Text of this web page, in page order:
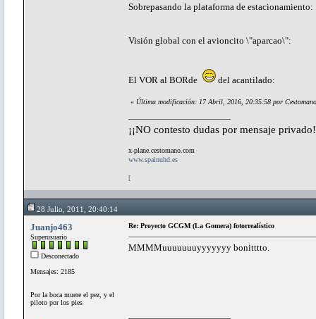
Sobrepasando la plataforma de estacionamiento:
Visión global con el avioncito \"aparcao\":
El VOR al BORde del acantilado:
« Última modificación: 17 Abril, 2016, 20:35:58 por Cestomano
¡¡NO contesto dudas por mensaje
x-plane.cestomano.com
www.spainuhd.es
[
28 Julio, 2011, 20:40:14
Juanjo463
Superusuario
Desconectado
Mensajes: 2185
Por la boca muere el pez, y el
piloto por los pies
Re: Proyecto GCGM (La Gomera) fotorrealístico
MMMMuuuuuuuyyyyyyy bonitttto.